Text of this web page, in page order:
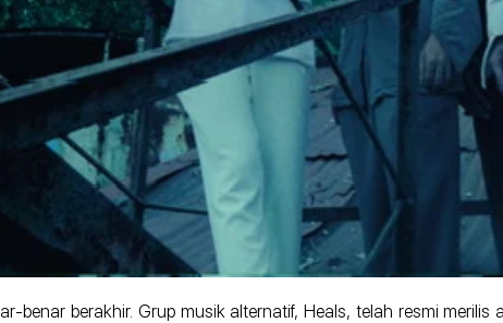
benar berakhir. Grup musik alternatif, Heals, telah resmi merilis